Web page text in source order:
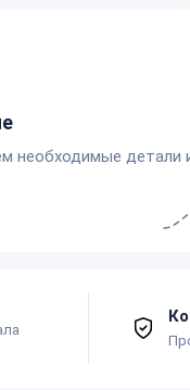
необходимые детали